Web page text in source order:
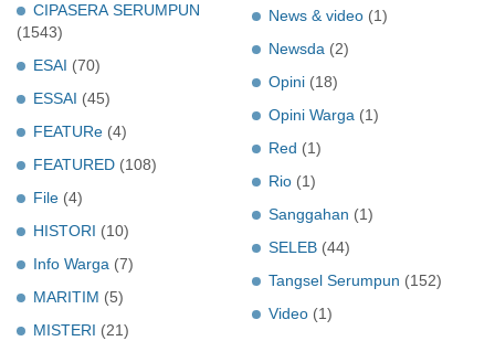
CIPASERA SERUMPUN
(1543)
ESAI (70)
ESSAI (45)
FEATURe (4)
FEATURED (108)
File (4)
HISTORI (10)
Info Warga (7)
MARITIM (5)
MISTERI (21)
News & video (1)
Newsda (2)
Opini (18)
Opini Warga (1)
Red (1)
Rio (1)
Sanggahan (1)
SELEB (44)
Tangsel Serumpun (152)
Video (1)